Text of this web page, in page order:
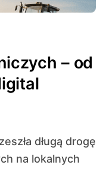
– od
na lokalnych